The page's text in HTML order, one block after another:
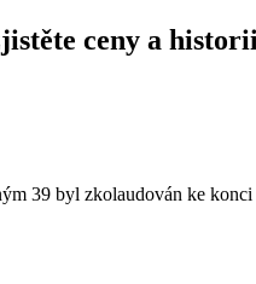
ceny a
39 byl zkolaudován ke